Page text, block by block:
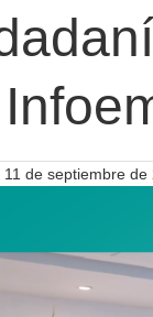
de septiembre de